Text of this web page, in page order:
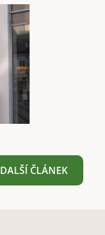
DALŠÍ ČLÁNEK